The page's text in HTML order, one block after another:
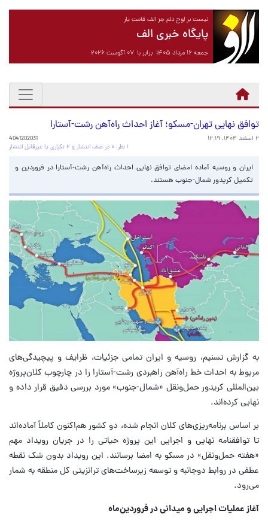
نیست بر لوح دلم جز الف قامت یار
پایگاه خبری الف
جمعه ۱۶ مرداد ۱۴۰۵ برابر با ۰۷ آگوست ۲۰۲۶
توافق نهایی تهران-مسکو؛ آغاز احداث راه‌آهن رشت-آستارا
۲ اسفند ۱۴۰۴، ۱۲:۱۹
4041202031
۱ نظر، ۰ در صف انتشار و ۲ تکراری یا غیرقابل انتشار
ایران و روسیه آماده امضای توافق نهایی احداث راه‌آهن رشت-آستارا در فروردین و
تکمیل کریدور شمال-جنوب هستند.
به گزارش تسنیم، روسیه و ایران تمامی جزئیات، ظرایف و پیچیدگی‌های
مربوط به احداث خط راه‌آهن راهبردی رشت-آستارا را در چارچوب کلان‌پروژه
بین‌المللی کریدور حمل‌ونقل «شمال-جنوب» مورد بررسی دقیق قرار داده و
نهایی کرده‌اند.
بر اساس برنامه‌ریزی‌های کلان انجام شده، دو کشور هم‌اکنون کاملاً آماده‌اند
تا توافقنامه نهایی و اجرایی این پروژه حیاتی را در جریان رویداد مهم
«هفته حمل‌ونقل» در مسکو به امضا برسانند. این رویداد بدون شک نقطه
عطفی در روابط دوجانبه و توسعه زیرساخت‌های ترانزیتی کل منطقه به شمار
می‌رود.
آغاز عملیات اجرایی و میدانی در فروردین‌ماه